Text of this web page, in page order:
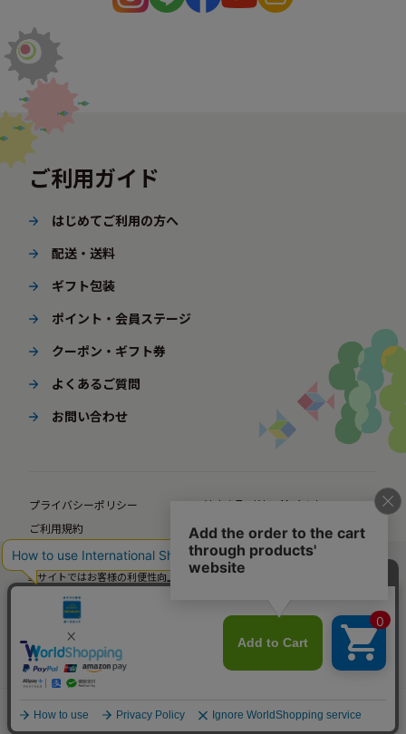
カートに入れる
ご利用ガイド
はじめてご利用の方へ
配送・送料
ギフト包装
ポイント・会員ステージ
クーポン・ギフト券
よくあるご質問
お問い合わせ
プライバシーポリシー
特定商取引法に基づく表示
ご利用規約
ポイント規約
企業サイト
法人様向けオンラインショップ
当サイトではお客様の利便性向上のための情報提供、サービス改善のための分
当サイトの閲覧を継続された場合、Cookieの使用にご同意いただいたものとみ
なします。
詳細については
をご確認ください。